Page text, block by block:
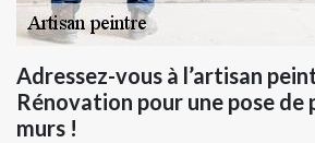
Adressez-vous à l’artisan
Rénovation pour une pose de
murs !